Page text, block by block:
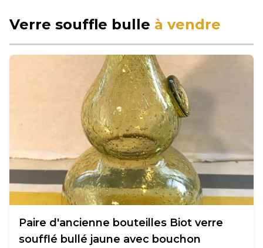
Verre souffle bulle à vendre
Paire d'ancienne bouteilles Biot verre
soufflé bullé jaune avec bouchon